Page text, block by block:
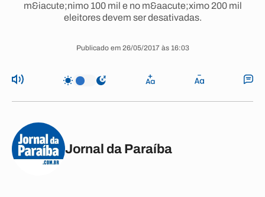
m&iacute;nimo 100 mil e no m&aacute;ximo 200 mil
eleitores devem ser desativadas.
Publicado em 26/05/2017 às 16:03
Jornal da Paraíba